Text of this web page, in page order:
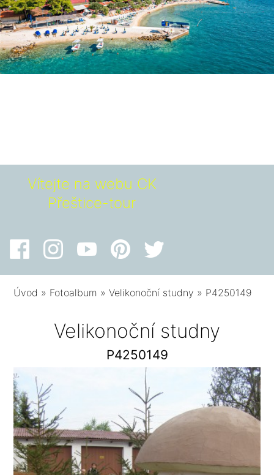
Vítejte na webu CK
Přeštice-tour
Úvod » Fotoalbum »Velikonoční studny » P4250149
Velikonoční studny
P4250149